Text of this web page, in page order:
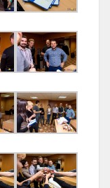
АВТОМАТИЗАЦІЯ
FULLSTACK WЕB
DEVELOPЕR